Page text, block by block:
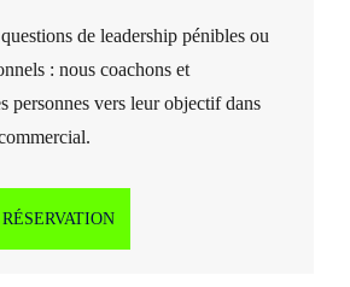
de leadership pénibles ou
: nous coachons et
personnes vers leur objectif dans